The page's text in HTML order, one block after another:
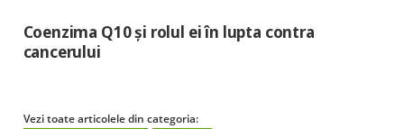
Coenzima Q10 și rolul ei în lupta contra
cancerului
Vezi toate articolele din categoria: